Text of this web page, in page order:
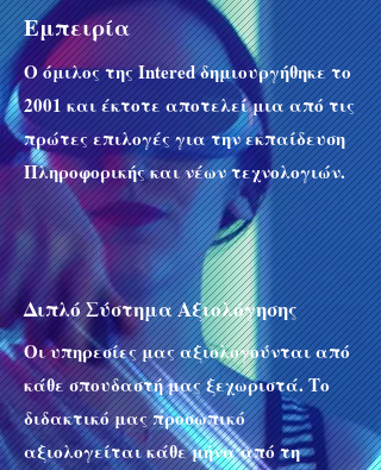
Eμπειρία
Ο όμιλος της Intered δημιουργήθηκε το
2001 και έκτοτε αποτελεί μια από τις
πρώτες επιλογές για την εκπαίδευση
Πληροφορικής και νέων τεχνολογιών.
Διπλό Σύστημα Αξιολόγησης
Οι υπηρεσίες μας αξιολογούνται από
κάθε σπουδαστή μας ξεχωριστά. Το
διδακτικό μας προσωπικό
αξιολογείται κάθε μήνα από τη